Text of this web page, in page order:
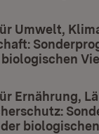
Umwelt,
Ernährung,